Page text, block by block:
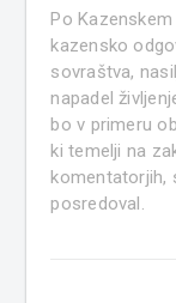
Po
kazensko
sovraštva,
napadel
bo v primeru
ki temelji na
komentatorjih,
posredoval.